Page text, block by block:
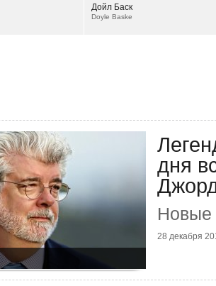
Дойл Баск
Doyle Baske
дня
Новые
28 декабря